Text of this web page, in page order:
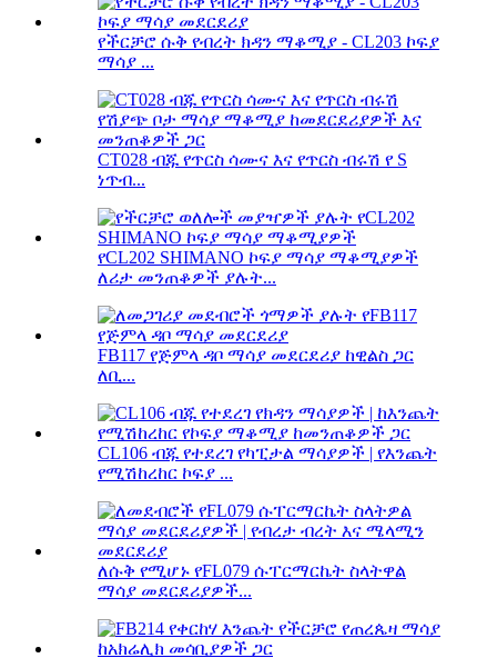
የችርቻሮ ሱቅ የብረት ክዳን ማቆሚያ - CL203 ኮፍያ
ማሳያ ...
CT028 ብጁ የጥርስ ሳሙና እና የጥርስ ብሩሽ የ S
ነጥብ...
የCL202 SHIMANO ኮፍያ ማሳያ ማቆሚያዎች
ለሪታ መንጠቆዎች ያሉት...
FB117 የጅምላ ዳቦ ማሳያ መደርደሪያ ከዊልስ ጋር
ለቢ...
CL106 ብጁ የተደረገ የካፒታል ማሳያዎች | የእንጨት
የሚሽከረከር ኮፍያ ...
ለሱቅ የሚሆኑ የFL079 ሱፐርማርኬት ስላትዋል
ማሳያ መደርደሪያዎች...